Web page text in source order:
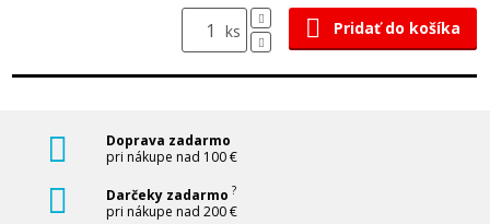
ks Pridať do košíka
Doprava zadarmo
pri nákupe nad 100 €
Darčeky zadarmo ?
pri nákupe nad 200 €